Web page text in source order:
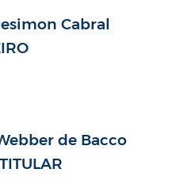
Cabral
de Bacco